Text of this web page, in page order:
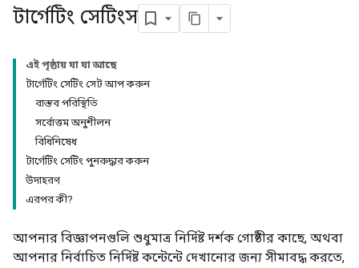
টার্গেটিং সেটিংস
এই পৃষ্ঠায় যা যা আছে
টার্গেটিং সেটিং সেট আপ করুন
বাস্তব পরিস্থিতি
সর্বোত্তম অনুশীলন
বিধিনিষেধ
টার্গেটিং সেটিং পুনরুদ্ধার করুন
উদাহরণ
এরপর কী?
আপনার বিজ্ঞাপনগুলি শুধুমাত্র নির্দিষ্ট দর্শক গোষ্ঠীর কাছে, অথবা
আপনার নির্বাচিত নির্দিষ্ট কন্টেন্টে দেখানোর জন্য সীমাবদ্ধ করতে,